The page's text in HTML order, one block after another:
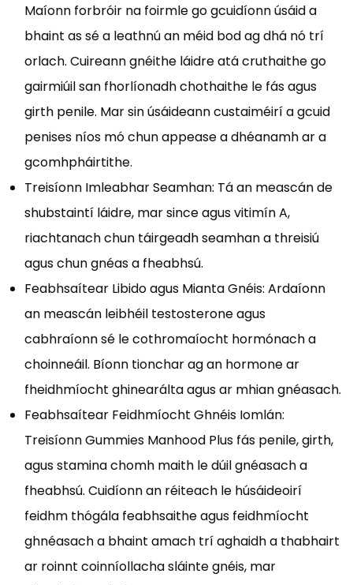
Maíonn forbróir na foirmle go gcuidíonn úsáid a
bhaint as sé a leathnú an méid bod ag dhá nó trí
orlach. Cuireann gnéithe láidre atá cruthaithe go
gairmiúil san fhorlíonadh chothaithe le fás agus
girth penile. Mar sin úsáideann custaiméirí a gcuid
penises níos mó chun appease a dhéanamh ar a
gcomhpháirtithe.
Treisíonn Imleabhar Seamhan: Tá an meascán de
shubstaintí láidre, mar since agus vitimín A,
riachtanach chun táirgeadh seamhan a threisiú
agus chun gnéas a fheabhsú.
Feabhsaítear Libido agus Mianta Gnéis: Ardaíonn
an meascán leibhéil testosterone agus
cabhraíonn sé le cothromaíocht hormónach a
choinneáil. Bíonn tionchar ag an hormone ar
fheidhmíocht ghinearálta agus ar mhian gnéasach.
Feabhsaítear Feidhmíocht Ghnéis Iomlán:
Treisíonn Gummies Manhood Plus fás penile, girth,
agus stamina chomh maith le dúil gnéasach a
fheabhsú. Cuidíonn an réiteach le húsáideoirí
feidhm thógála feabhsaithe agus feidhmíocht
ghnéasach a bhaint amach trí aghaidh a thabhairt
ar roinnt coinníollacha sláinte gnéis, mar